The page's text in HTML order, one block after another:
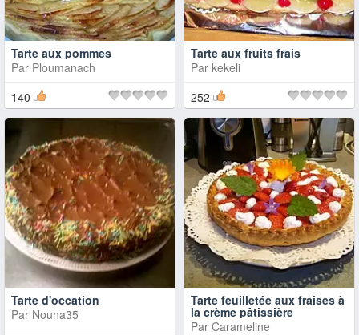
Tarte aux pommes
Par Ploumanach
140
Tarte aux fruits frais
Par kekeli
252
Tarte d'occation
Par Nouna35
Tarte feuilletée aux fraises à
la crème pâtissière
Par Carameline